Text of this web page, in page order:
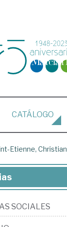
(CURRENT)
CATÁLOGO
Etienne, Christian
SOCIALES